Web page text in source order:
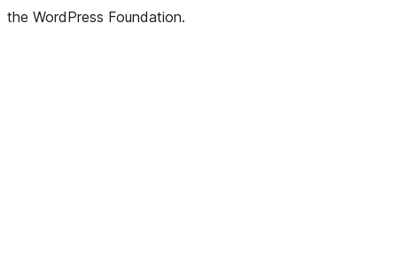
the WordPress Foundation.